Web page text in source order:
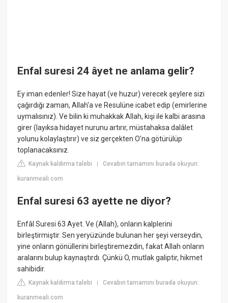
Enfal suresi 24 âyet ne anlama gelir?
Ey iman edenler! Size hayat (ve huzur) verecek şeylere sizi
çağırdığı zaman, Allah'a ve Resulüne icabet edip (emirlerine
uymalısınız). Ve bilin ki muhakkak Allah, kişi ile kalbi arasına
girer (layıksa hidayet nurunu artırır, müstahaksa dalâlet
yolunu kolaylaştırır) ve siz gerçekten O'na götürülüp
toplanacaksınız.
Kaynak kaldırma talebi |Cevabın tamamını burada okuyun:
kuranmeali.com
Enfal suresi 63 ayette ne diyor?
Enfâl Suresi 63 Ayet. Ve (Allah), onların kalplerini
birleştirmiştir. Sen yeryüzünde bulunan her şeyi verseydin,
yine onların gönüllerini birleştiremezdin, fakat Allah onların
aralarını bulup kaynaştırdı. Çünkü O, mutlak galiptir, hikmet
sahibidir.
Kaynak kaldırma talebi |Cevabın tamamını burada okuyun:
kuranmeali.com